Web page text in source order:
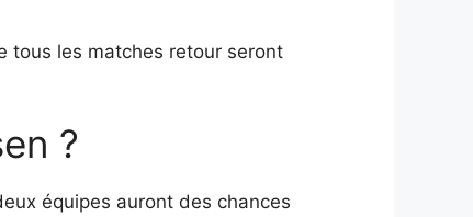
tous les matches retour seront
?
équipes auront des chances